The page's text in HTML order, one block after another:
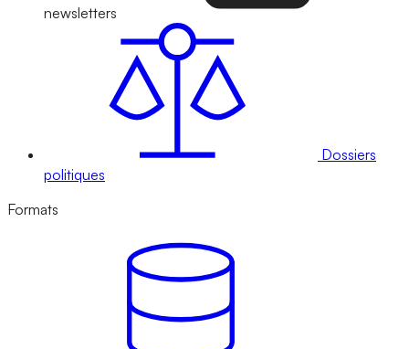
newsletters
Dossiers
politiques
Formats